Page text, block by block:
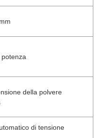
della polvere
di tensione